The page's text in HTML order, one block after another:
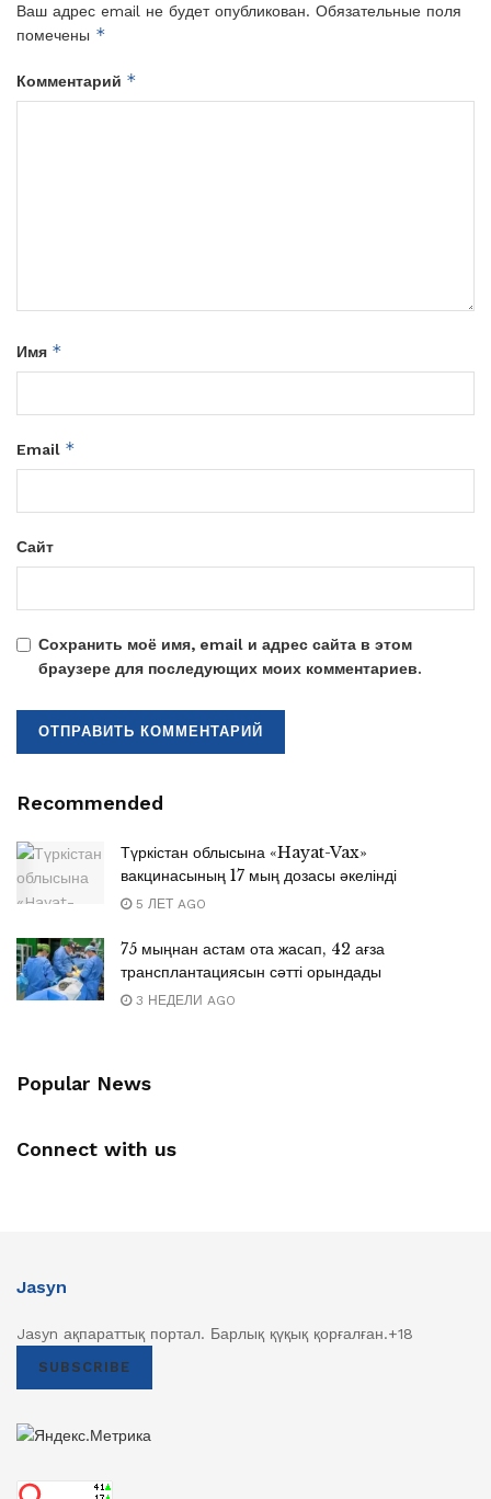
Ваш адрес email не будет опубликован. Обязательные поля
помечены *
Комментарий *
Имя *
Email *
Сайт
Сохранить моё имя, email и адрес сайта в этом
браузере для последующих моих комментариев.
Recommended
Түркістан облысына «Hayat-Vax»
вакцинасының 17 мың дозасы әкелінді
5 ЛЕТ AGO
75 мыңнан астам ота жасап, 42 ағза
трансплантациясын сәтті орындады
3 НЕДЕЛИ AGO
Popular News
Connect with us
Jasyn
Jasyn ақпараттық портал. Барлық қүқық қорғалған.+18
SUBSCRIBE